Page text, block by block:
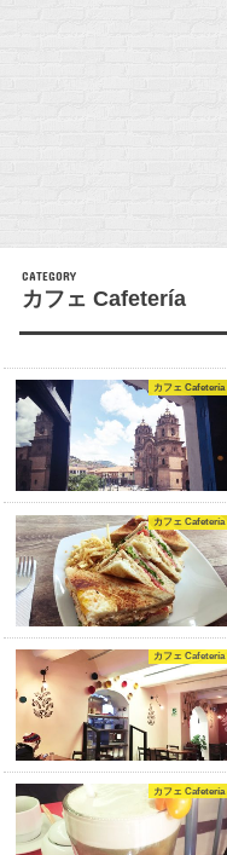
カフェ Cafetería
カフェ Cafetería
カフェ Cafetería
カフェ Cafetería
カフェ Cafetería